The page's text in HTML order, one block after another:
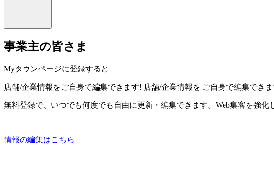
事業主の皆さま
Myタウンページに登録すると
店舗/企業情報をご自身で編集できます! 店舗/企業情報を ご自身で編集でき
無料登録で、いつでも何度でも自由に更新・編集できます。Web集客を強化
情報の編集はこちら